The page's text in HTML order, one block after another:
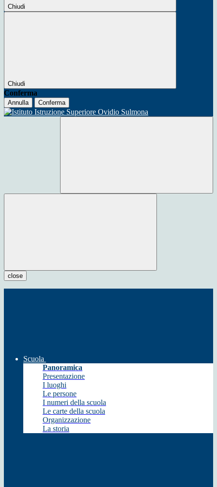
Chiudi
Chiudi
Conferma
Annulla Conferma
close
Scuola
Panoramica
Presentazione
I luoghi
Le persone
I numeri della scuola
Le carte della scuola
Organizzazione
La storia